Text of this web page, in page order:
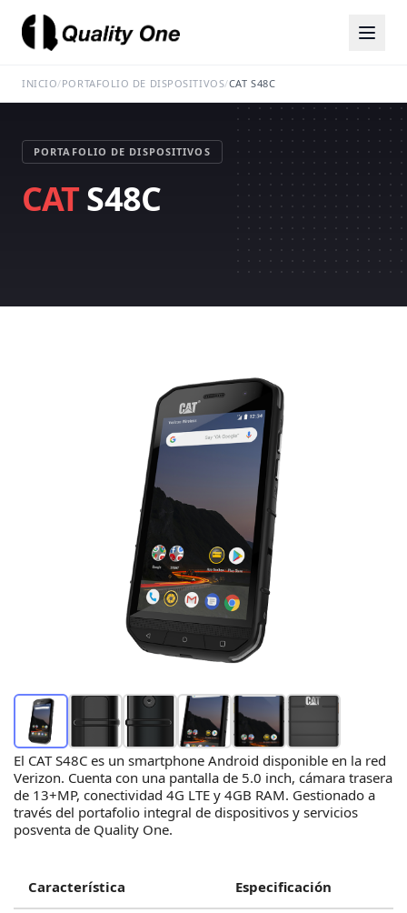
INICIO/PORTAFOLIO DE DISPOSITIVOS/CAT S48C
PORTAFOLIO DE DISPOSITIVOS
CATS48C
El CAT S48C es un smartphone Android disponible en la red
Verizon. Cuenta con una pantalla de 5.0 inch, cámara trasera
de 13+MP, conectividad 4G LTE y 4GB RAM. Gestionado a
través del portafolio integral de dispositivos y servicios
posventa de Quality One.
Característica Especificación